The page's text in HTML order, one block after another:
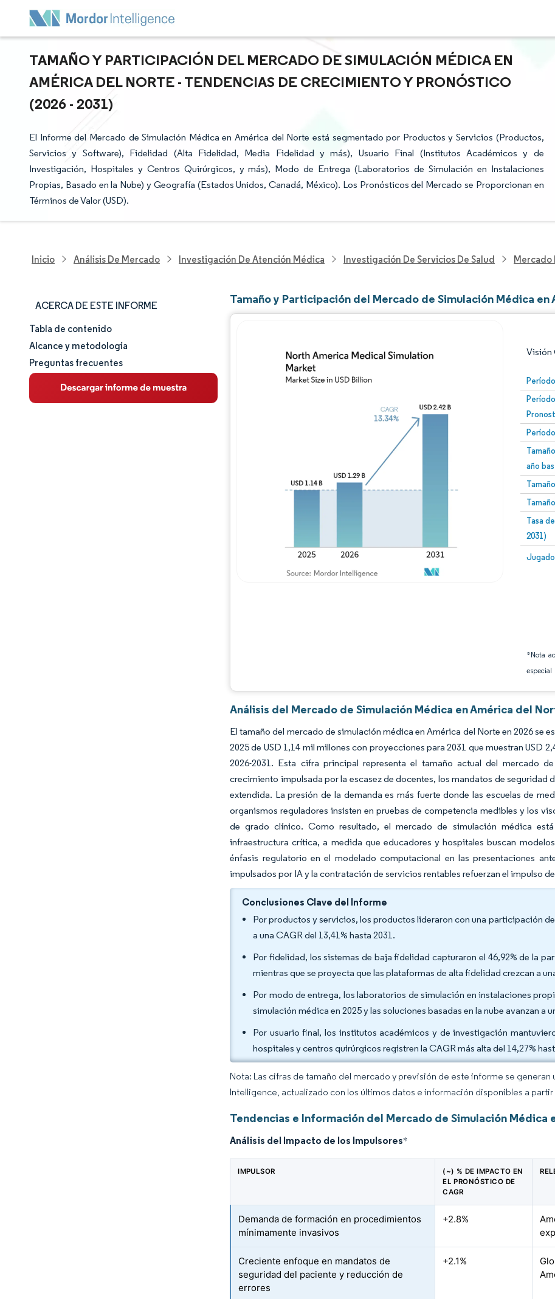
TAMAÑO Y PARTICIPACIÓN DEL MERCADO DE SIMULACIÓN MÉDICA EN
AMÉRICA DEL NORTE - TENDENCIAS DE CRECIMIENTO Y PRONÓSTICO
(2026 - 2031)
El Informe del Mercado de Simulación Médica en América del Norte está segmentado por Productos y Servicios (Productos,
Servicios y Software), Fidelidad (Alta Fidelidad, Media Fidelidad y más), Usuario Final (Institutos Académicos y de
Investigación, Hospitales y Centros Quirúrgicos, y más), Modo de Entrega (Laboratorios de Simulación en Instalaciones
Propias, Basado en la Nube) y Geografía (Estados Unidos, Canadá, México). Los Pronósticos del Mercado se Proporcionan en
Términos de Valor (USD).
Inicio Análisis De Mercado Investigación De Atención Médica Investigación De Servicios De Salud Mercado
ACERCA DE ESTE INFORME
Tamaño y cuota de mercado
Análisis de mercado
Tendencias e ideas
Tabla de contenido
Alcance y metodología
Preguntas frecuentes
Tamaño y Participación del Mercado de Simulación Médica
Visión
año
Tasa
2031)
*Nota
especial
Imagen
Imagen © Mordor Intelligence. El uso requiere atribución
Análisis del Mercado de Simulación Médica en América del
El tamaño del mercado de simulación médica en América del Norte en 2026 se
2025 de USD 1,14 mil millones con proyecciones para 2031 que muestran USD
2026-2031. Esta cifra principal representa el tamaño actual del mercado
crecimiento impulsada por la escasez de docentes, los mandatos de seguridad
extendida. La presión de la demanda es más fuerte donde las escuelas de
organismos reguladores insisten en pruebas de competencia medibles y los
de grado clínico. Como resultado, el mercado de simulación médica
infraestructura crítica, a medida que educadores y hospitales buscan
énfasis regulatorio en el modelado computacional en las presentaciones
impulsados por IA y la contratación de servicios rentables refuerzan el impulso
Conclusiones Clave del Informe
Por productos y servicios, los productos lideraron con una participación
a una CAGR del 13,41% hasta 2031.
Por fidelidad, los sistemas de baja fidelidad capturaron el 46,92% de la
mientras que se proyecta que las plataformas de alta fidelidad crezcan a
Por modo de entrega, los laboratorios de simulación en instalaciones
simulación médica en 2025 y las soluciones basadas en la nube avanzan a
Por usuario final, los institutos académicos y de investigación
hospitales y centros quirúrgicos registren la CAGR más alta del 14,27%
Nota: Las cifras de tamaño del mercado y previsión de este informe se
Intelligence, actualizado con los últimos datos e información disponibles a partir
Tendencias e Información del Mercado de Simulación Médica
Análisis del Impacto de los Impulsores*
IMPULSOR
(~) % DE IMPACTO EN
EL PRONÓSTICO DE
CAGR
Demanda de formación en procedimientos
mínimamente invasivos
+2.8%
Creciente enfoque en mandatos de
seguridad del paciente y reducción de
errores
+2.1%